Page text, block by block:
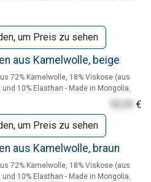
um Preis zu sehen
aus Kamelwolle, beige
72% Kamelwolle, 18% Viskose (aus
10% Elasthan - Made in Mongolia.
€
um Preis zu sehen
aus Kamelwolle, braun
72% Kamelwolle, 18% Viskose (aus
10% Elasthan - Made in Mongolia.